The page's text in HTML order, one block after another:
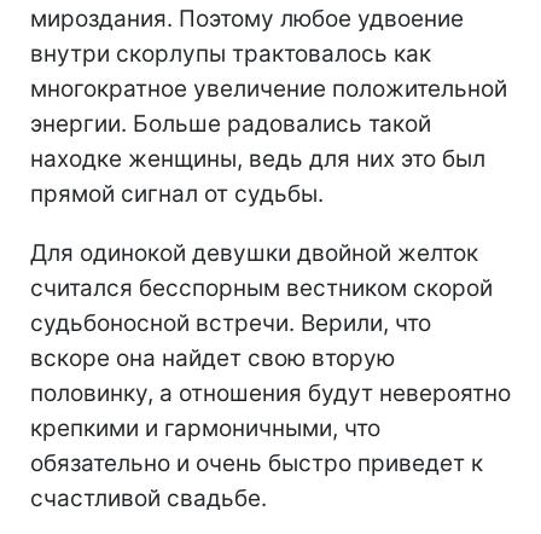
мироздания. Поэтому любое удвоение
внутри скорлупы трактовалось как
многократное увеличение положительной
энергии. Больше радовались такой
находке женщины, ведь для них это был
прямой сигнал от судьбы.
Для одинокой девушки двойной желток
считался бесспорным вестником скорой
судьбоносной встречи. Верили, что
вскоре она найдет свою вторую
половинку, а отношения будут невероятно
крепкими и гармоничными, что
обязательно и очень быстро приведет к
счастливой свадьбе.